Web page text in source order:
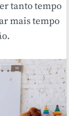
tanto tempo
mais tempo